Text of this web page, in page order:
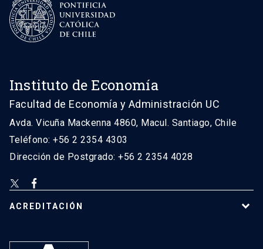
Instituto de Economía
Facultad de Economía y Administración UC
Avda. Vicuña Mackenna 4860, Macul. Santiago, Chile
Teléfono: +56 2 2354 4303
Dirección de Postgrado: +56 2 2354 4028
ACREDITACIÓN